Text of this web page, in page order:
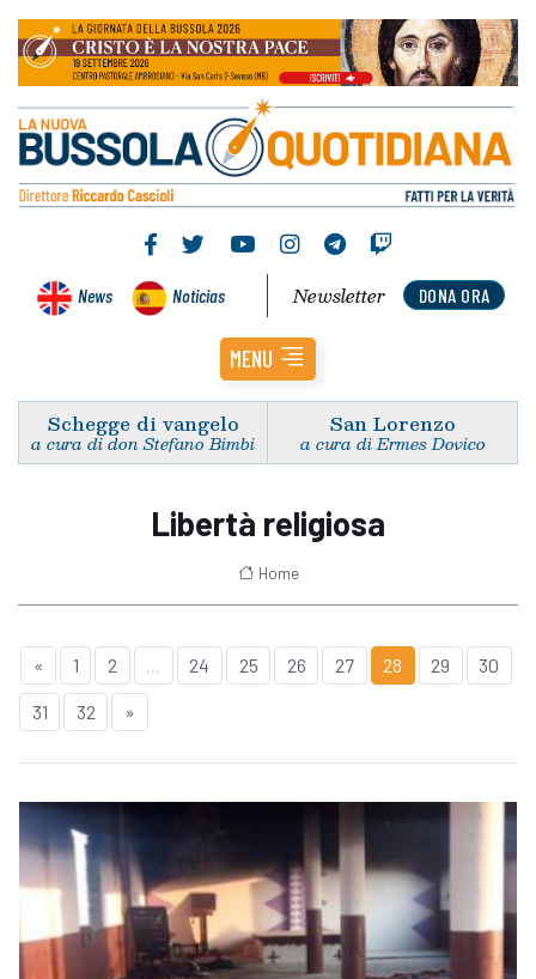
News Noticias DONA ORA
Newsletter
MENU
Schegge di vangelo
a cura di don Stefano Bimbi
San Lorenzo
a cura di Ermes Dovico
Libertà religiosa
Home
« 1 2 24 25 26 27 28 29 30
31 32 »